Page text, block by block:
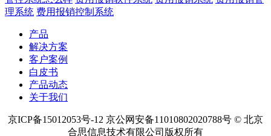
理系统 费用报销控制系统
产品
解决方案
客户案例
白皮书
产品动态
关于我们
京ICP备15012053号-12 京公网安备11010802020788号 © 北京
合思信息技术有限公司版权所有